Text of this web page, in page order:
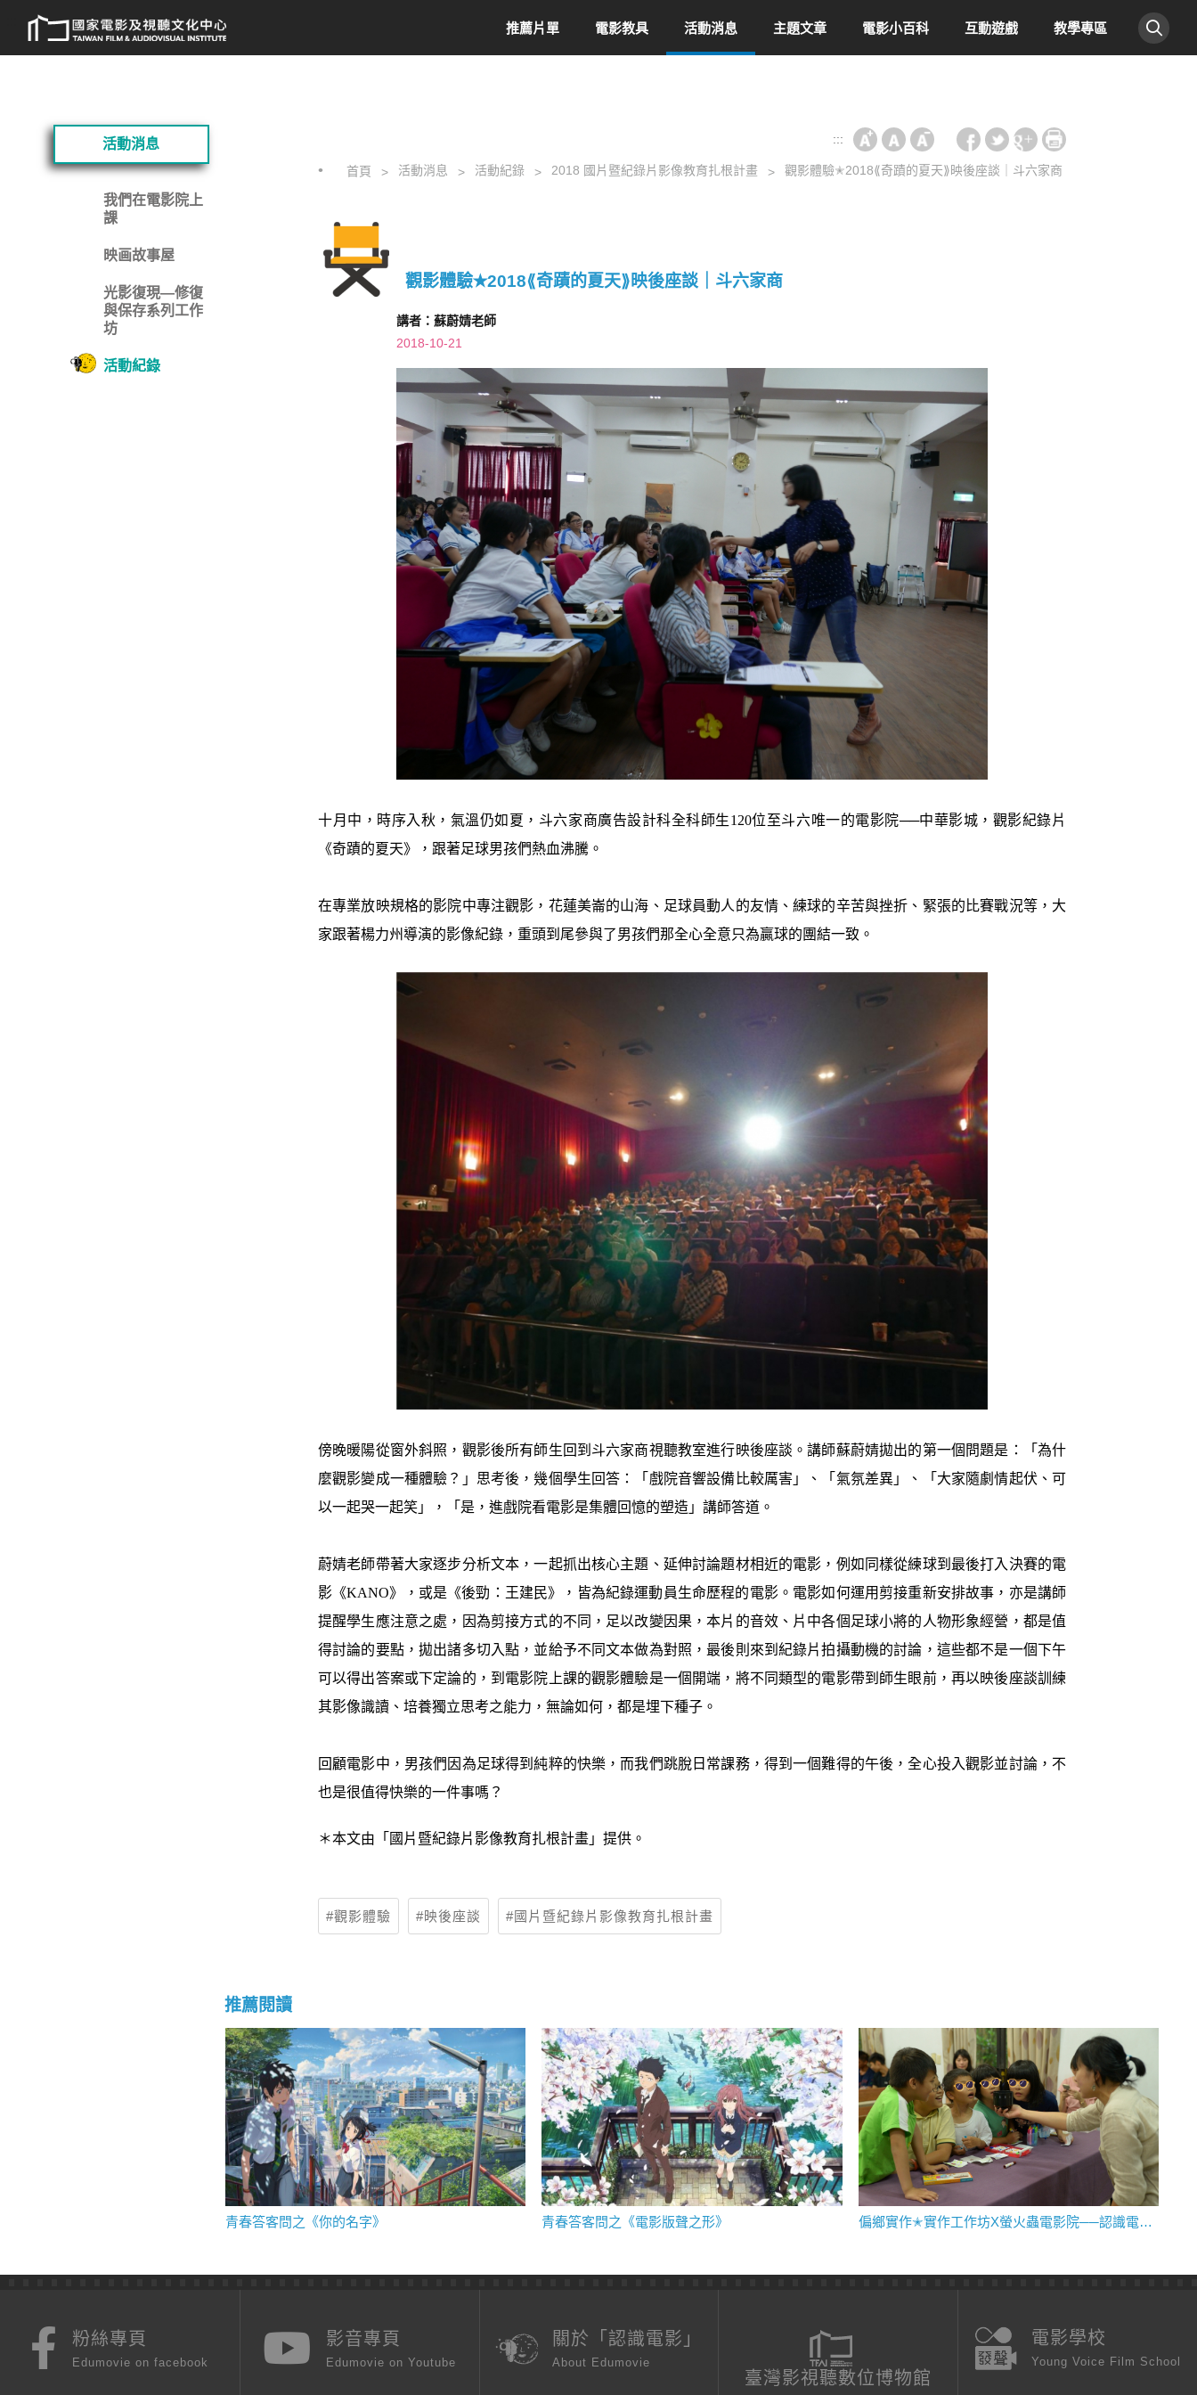
推薦片單 電影教具 活動消息 主題文章 電影小百科 互動遊戲 教學專區
活動消息
我們在電影院上
課
映画故事屋
光影復現—修復
與保存系列工作
坊
活動紀錄
:::
首頁 活動消息 活動紀錄 2018 國片暨紀錄片影像教育扎根計畫 觀影體驗✭2018⟪奇蹟的夏天⟫映後座談｜斗六家商
觀影體驗✭2018⟪奇蹟的夏天⟫映後座談｜斗六家商
講者：蘇蔚婧老師
2018-10-21
十月中，時序入秋，氣溫仍如夏，斗六家商廣告設計科全科師生120位至斗六唯一的電影院──中華影城，觀影紀錄片
《奇蹟的夏天》，跟著足球男孩們熱血沸騰。
在專業放映規格的影院中專注觀影，花蓮美崙的山海、足球員動人的友情、練球的辛苦與挫折、緊張的比賽戰況等，大
家跟著楊力州導演的影像紀錄，重頭到尾參與了男孩們那全心全意只為贏球的團結一致。
傍晚暖陽從窗外斜照，觀影後所有師生回到斗六家商視聽教室進行映後座談。講師蘇蔚婧拋出的第一個問題是：「為什
麼觀影變成一種體驗？」思考後，幾個學生回答：「戲院音響設備比較厲害」、「氣氛差異」、「大家隨劇情起伏、可
以一起哭一起笑」，「是，進戲院看電影是集體回憶的塑造」講師答道。
蔚婧老師帶著大家逐步分析文本，一起抓出核心主題、延伸討論題材相近的電影，例如同樣從練球到最後打入決賽的電
影《KANO》，或是《後勁：王建民》，皆為紀錄運動員生命歷程的電影。電影如何運用剪接重新安排故事，亦是講師
提醒學生應注意之處，因為剪接方式的不同，足以改變因果，本片的音效、片中各個足球小將的人物形象經營，都是值
得討論的要點，拋出諸多切入點，並給予不同文本做為對照，最後則來到紀錄片拍攝動機的討論，這些都不是一個下午
可以得出答案或下定論的，到電影院上課的觀影體驗是一個開端，將不同類型的電影帶到師生眼前，再以映後座談訓練
其影像識讀、培養獨立思考之能力，無論如何，都是埋下種子。
回顧電影中，男孩們因為足球得到純粹的快樂，而我們跳脫日常課務，得到一個難得的午後，全心投入觀影並討論，不
也是很值得快樂的一件事嗎？
＊本文由「國片暨紀錄片影像教育扎根計畫」提供。
觀影體驗 映後座談 國片暨紀錄片影像教育扎根計畫
推薦閱讀
青春答客問之《你的名字》 青春答客問之《電影版聲之形》 偏鄉實作✭實作工作坊X螢火蟲電影院──認識電影，就從動畫開始
粉絲專頁
Edumovie on facebook
影音專頁
Edumovie on Youtube
關於「認識電影」
About Edumovie
臺灣影視聽數位博物館
電影學校
Young Voice Film School